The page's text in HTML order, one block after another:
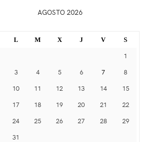
AGOSTO 2026
L M X J V S
1
3 4 5 6 7
8
10 11 12 13 14
15
17 18 19 20 21
22
24 25 26 27 28
29
31